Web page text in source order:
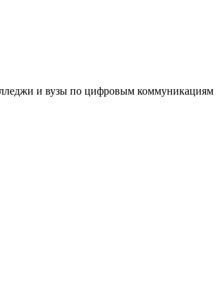
и вузы по цифровым коммуникациям